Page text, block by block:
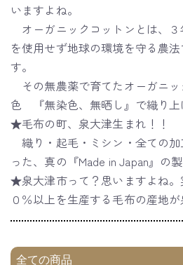
いますよね。
オーガニックコットンとは、
を使用せず地球の環境を守る農
す。
その無農薬で育てたオーガニ
色 『無染色、無晒し』で織り上
★毛布の町、泉大津生まれ！！
織り・起毛・ミシン・全ての
った、真の『Made in Japan』の
★泉大津市って？思いますよね。
０％以上を生産する毛布の産地が